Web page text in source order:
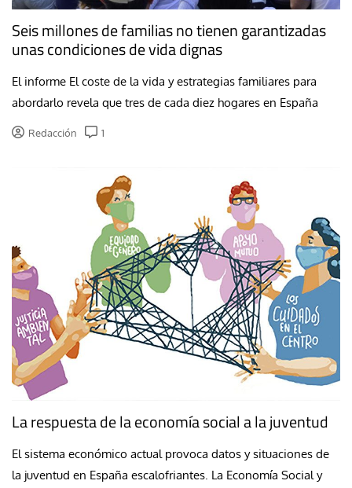
Seis millones de familias no tienen garantizadas
unas condiciones de vida dignas
El informe El coste de la vida y estrategias familiares para
abordarlo revela que tres de cada diez hogares en España
Redacción 1
La respuesta de la economía social a la juventud
El sistema económico actual provoca datos y situaciones de
la juventud en España escalofriantes. La Economía Social y